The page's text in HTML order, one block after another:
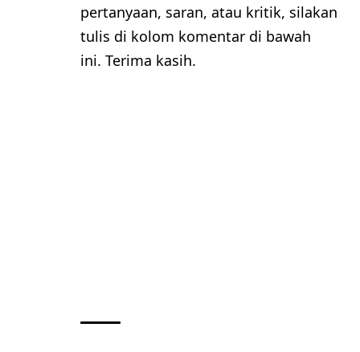
pertanyaan, saran, atau kritik, silakan
tulis di kolom komentar di bawah
ini. Terima kasih.